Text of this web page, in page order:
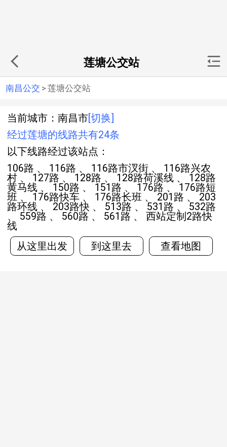
莲塘公交站
南昌公交 > 莲塘公交站
当前城市：南昌市 [切换]
经过莲塘的线路共有24条
以下线路经过该站点：
106路 、 116路 、 116路市汊街 、 116路兴农
村 、 127路 、 128路 、 128路荷溪线 、 128路
黄马线 、 150路 、 151路 、 176路 、 176路短
班 、 176路快车 、 176路长班 、 201路 、 203
路环线 、 203路快 、 513路 、 531路 、 532路
、 559路 、 560路 、 561路 、 西站定制2路快
线
从这里出发
到这里去 查看地图